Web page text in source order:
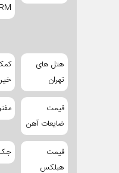
هتل های
تهران
قیمت
ضایعات آهن
قیمت
هبلکس